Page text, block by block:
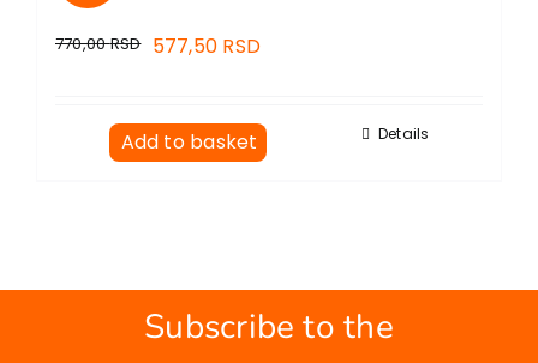
770,00RSD 577,50 RSD
Add to basket Details
Subscribe to the